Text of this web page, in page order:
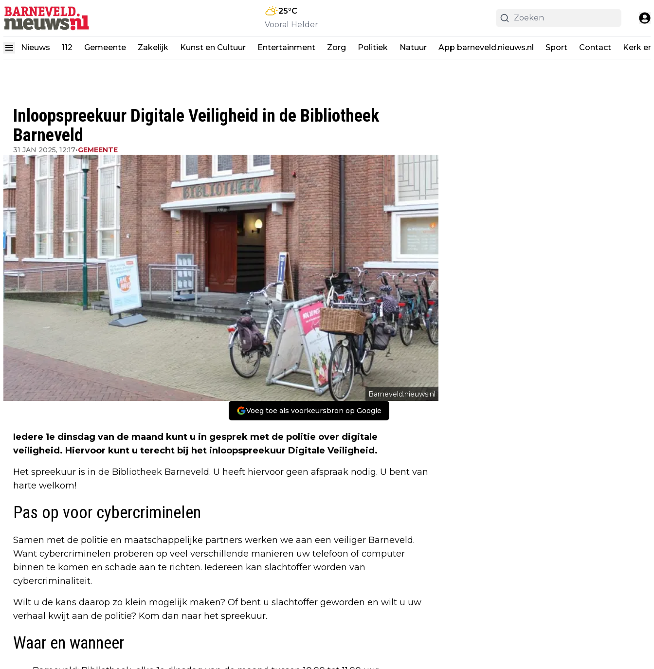
25°C
Vooral Helder
Nieuws 112 Gemeente Zakelijk Kunst en Cultuur Entertainment Zorg Politiek Natuur App barneveld.nieuws.nl Sport Contact Kerk
Inloopspreekuur Digitale Veiligheid in de Bibliotheek
Barneveld
31 JAN 2025, 12:17•GEMEENTE
Barneveld.nieuws.nl
Voeg toe als voorkeursbron op Google
Iedere 1e dinsdag van de maand kunt u in gesprek met de politie over digitale
veiligheid. Hiervoor kunt u terecht bij het inloopspreekuur Digitale Veiligheid.
Het spreekuur is in de Bibliotheek Barneveld. U heeft hiervoor geen afspraak nodig. U bent van
harte welkom!
Pas op voor cybercriminelen
Samen met de politie en maatschappelijke partners werken we aan een veiliger Barneveld.
Want cybercriminelen proberen op veel verschillende manieren uw telefoon of computer
binnen te komen en schade aan te richten. Iedereen kan slachtoffer worden van
cybercriminaliteit.
Wilt u de kans daarop zo klein mogelijk maken? Of bent u slachtoffer geworden en wilt u uw
verhaal kwijt aan de politie? Kom dan naar het spreekuur.
Waar en wanneer